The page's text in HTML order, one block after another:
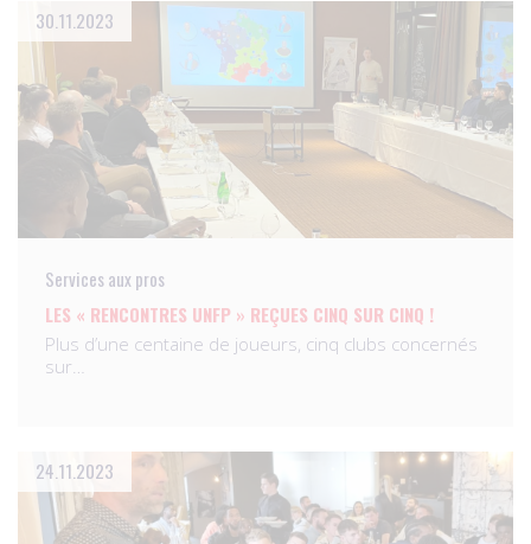
30.11.2023
Services aux pros
LES « RENCONTRES UNFP » REÇUES CINQ SUR CINQ !
Plus d’une centaine de joueurs, cinq clubs concernés
sur…
24.11.2023